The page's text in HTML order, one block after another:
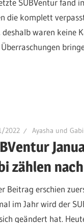
SUBVentur fand
die komplett
deshalb waren keine
2022 Ayasha und Gabi
zählen nach
Beitrag erschien
im Jahr wird der
geändert hat.